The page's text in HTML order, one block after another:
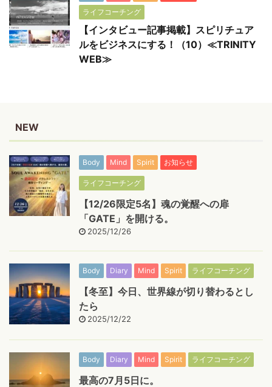
ライフコーチング
【インタビュー記事掲載】スピリチュア
ルをビジネスにする！（10）≪TRINITY
WEB≫
NEW
Body Mind Spirit お知らせ
ライフコーチング
【12/26限定5名】魂の覚醒への扉
「GATE」を開ける。
2025/12/26
Body Diary Mind Spirit ライフコーチング
【冬至】今日、世界線が切り替わるとし
たら
2025/12/22
Body Diary Mind Spirit ライフコーチング
最高の7月5日に。